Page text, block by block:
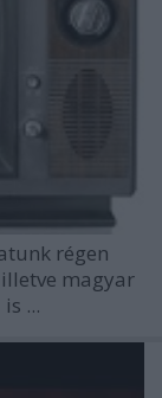
régen
magyar
...